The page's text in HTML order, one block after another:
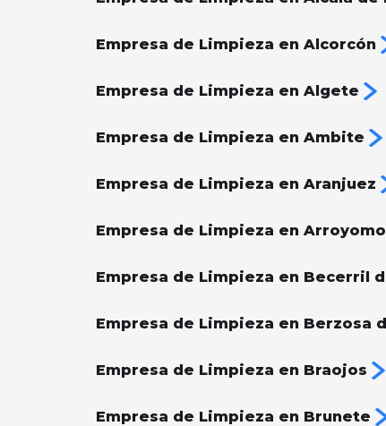
Empresa de Limpieza en Alcorcón
Empresa de Limpieza en Algete
Empresa de Limpieza en Ambite
Empresa de Limpieza en Aranjuez
Empresa de Limpieza en
Empresa de Limpieza en Becerril
Empresa de Limpieza en Berzosa
Empresa de Limpieza en Braojos
Empresa de Limpieza en Brunete